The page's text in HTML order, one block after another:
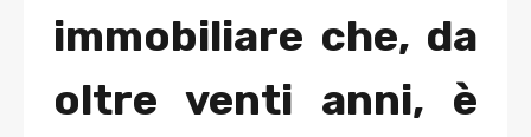
immobiliare che, da
oltre venti anni, è